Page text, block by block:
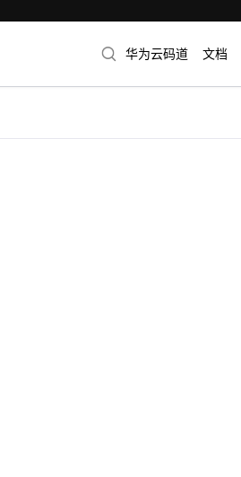
华为云码道 文档